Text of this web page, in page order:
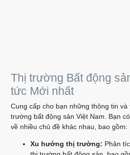
Thị trường Bất động
tức Mới nhất
Cung cấp cho bạn những thông tin
trường bất động sản Việt Nam. Bạn
về nhiều chủ đề khác nhau, bao gồm:
Xu hướng thị trường: Phân